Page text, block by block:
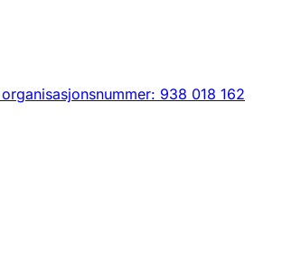
organisasjonsnummer: 938 018 162